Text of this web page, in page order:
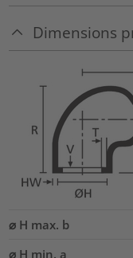
Dimensions
⌀ H max. b
⌀ H min. a